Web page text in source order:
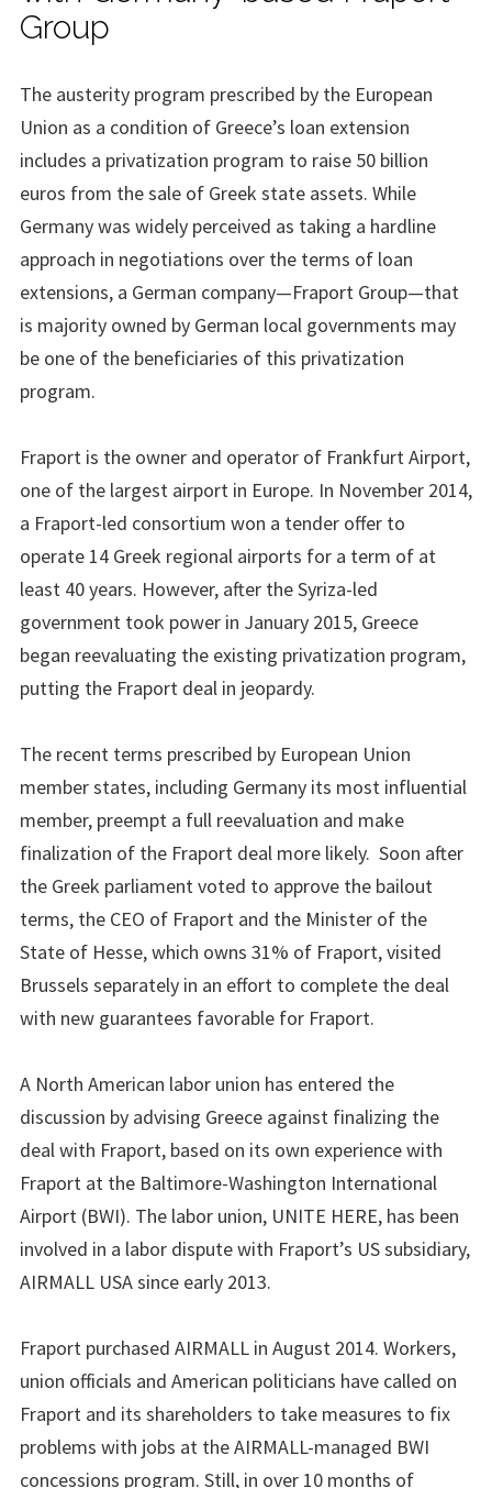
Group
The austerity program prescribed by the European
Union as a condition of Greece’s loan extension
includes a privatization program to raise 50 billion
euros from the sale of Greek state assets. While
Germany was widely perceived as taking a hardline
approach in negotiations over the terms of loan
extensions, a German company—Fraport Group—that
is majority owned by German local governments may
be one of the beneficiaries of this privatization
program.
Fraport is the owner and operator of Frankfurt Airport,
one of the largest airport in Europe. In November 2014,
a Fraport-led consortium won a tender offer to
operate 14 Greek regional airports for a term of at
least 40 years. However, after the Syriza-led
government took power in January 2015, Greece
began reevaluating the existing privatization program,
putting the Fraport deal in jeopardy.
The recent terms prescribed by European Union
member states, including Germany its most influential
member, preempt a full reevaluation and make
finalization of the Fraport deal more likely. Soon after
the Greek parliament voted to approve the bailout
terms, the CEO of Fraport and the Minister of the
State of Hesse, which owns 31% of Fraport, visited
Brussels separately in an effort to complete the deal
with new guarantees favorable for Fraport.
A North American labor union has entered the
discussion by advising Greece against finalizing the
deal with Fraport, based on its own experience with
Fraport at the Baltimore-Washington International
Airport (BWI). The labor union, UNITE HERE, has been
involved in a labor dispute with Fraport’s US subsidiary,
AIRMALL USA since early 2013.
Fraport purchased AIRMALL in August 2014. Workers,
union officials and American politicians have called on
Fraport and its shareholders to take measures to fix
problems with jobs at the AIRMALL-managed BWI
concessions program. Still, in over 10 months of